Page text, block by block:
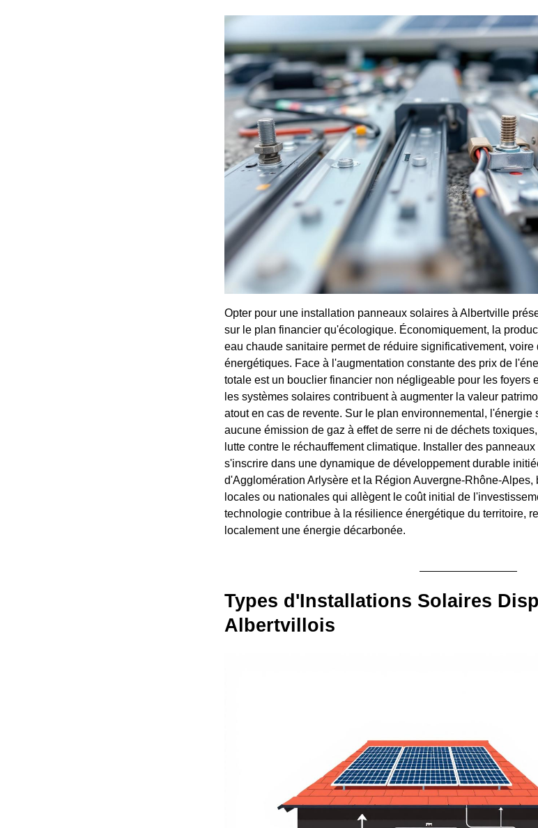
Opter pour une installation panneaux solaires à Albertville
sur le plan financier qu'écologique. Économiquement, la
eau chaude sanitaire permet de réduire significativement, voire
énergétiques. Face à l'augmentation constante des prix de
totale est un bouclier financier non négligeable pour les foyers
les systèmes solaires contribuent à augmenter la valeur
atout en cas de revente. Sur le plan environnemental, l'énergie
aucune émission de gaz à effet de serre ni de déchets
lutte contre le réchauffement climatique. Installer des
s'inscrire dans une dynamique de développement durable
d'Agglomération Arlysère et la Région Auvergne-Rhône-
locales ou nationales qui allègent le coût initial de
technologie contribue à la résilience énergétique du territoire,
localement une énergie décarbonée.
Types d'Installations Solaires
Albertvillois